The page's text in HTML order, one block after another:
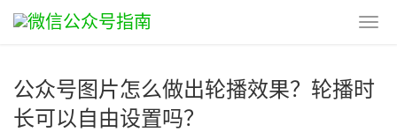
公众号图片怎么做出轮播效果？轮播时
长可以自由设置吗？